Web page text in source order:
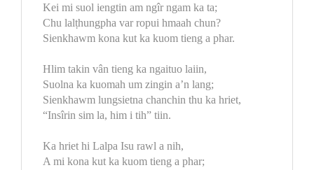
Kei mi suol iengtin am ngîr ngam ka ta;
Chu lalṭhungpha var ropui hmaah chun?
Sienkhawm kona kut ka kuom tieng a phar.
Hlim takin vân tieng ka ngaituo laiin,
Suolna ka kuomah um zingin a’n lang;
Sienkhawm lungsietna chanchin thu ka hriet,
“Insîrin sim la, him i tih” tiin.
Ka hriet hi Lalpa Isu rawl a nih,
A mi kona kut ka kuom tieng a phar;